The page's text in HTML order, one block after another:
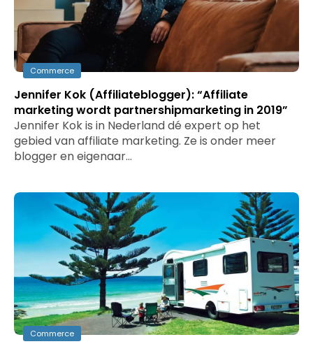
Commerce
Jennifer Kok (Affiliateblogger): “Affiliate
marketing wordt partnershipmarketing in 2019”
Jennifer Kok is in Nederland dé expert op het
gebied van affiliate marketing. Ze is onder meer
blogger en eigenaar…
Commerce